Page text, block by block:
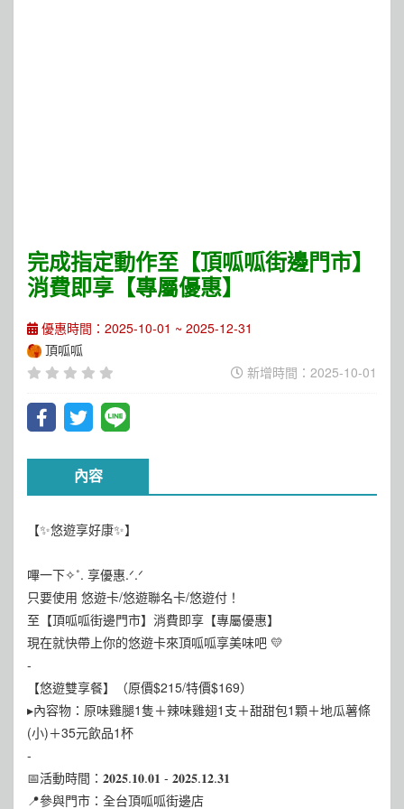
完成指定動作至【頂呱呱街邊門市】
消費即享【專屬優惠】
優惠時間：2025-10-01 ~ 2025-12-31
頂呱呱
新增時間：2025-10-01
內容
【✨悠遊享好康✨】
嗶一下✧˚. 享優惠.ᐟ‪‪.ᐟ
只要使用 悠遊卡/悠遊聯名卡/悠遊付！
至【頂呱呱街邊門市】消費即享【專屬優惠】
現在就快帶上你的悠遊卡來頂呱呱享美味吧 💛
-
【悠遊雙享餐】（原價$215/特價$169）
▸內容物：原味雞腿1隻＋辣味雞翅1支＋甜甜包1顆＋地瓜薯條
(小)＋35元飲品1杯
-
📅活動時間：𝟐𝟎𝟐𝟓.𝟏𝟎.𝟎𝟏 - 𝟐𝟎𝟐𝟓.𝟏𝟐.𝟑𝟏
📍參與門市：全台頂呱呱街邊店